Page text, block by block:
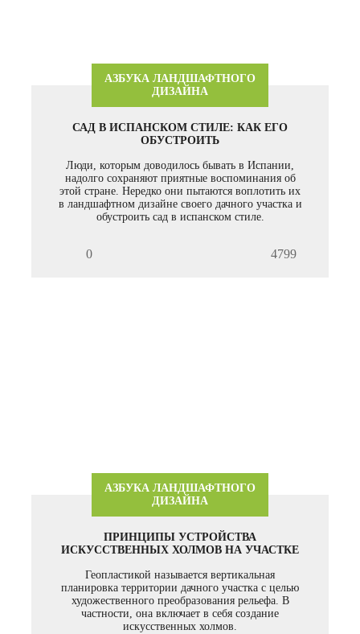
АЗБУКА ЛАНДШАФТНОГО
ДИЗАЙНА
САД В ИСПАНСКОМ СТИЛЕ: КАК ЕГО
ОБУСТРОИТЬ
Люди, которым доводилось бывать в Испании,
надолго сохраняют приятные воспоминания об
этой стране. Нередко они пытаются воплотить их
в ландшафтном дизайне своего дачного участка и
обустроить сад в испанском стиле.
0 4799
АЗБУКА ЛАНДШАФТНОГО
ДИЗАЙНА
ПРИНЦИПЫ УСТРОЙСТВА
ИСКУССТВЕННЫХ ХОЛМОВ НА УЧАСТКЕ
Геопластикой называется вертикальная
планировка территории дачного участка с целью
художественного преобразования рельефа. В
частности, она включает в себя создание
искусственных холмов.